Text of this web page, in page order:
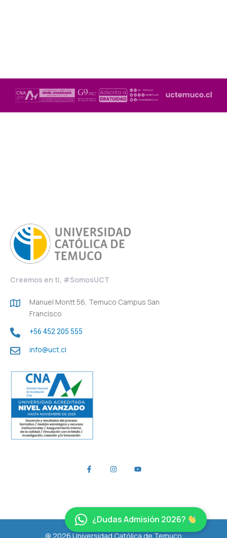
Creemos en ti, #SomosUCT
Manuel Montt 56, Temuco Campus San
Francisco
+56 452 205 555
info@uct.cl
@ 2026 Universidad Católica de Temuco
¿Dudas Admisión 2026?